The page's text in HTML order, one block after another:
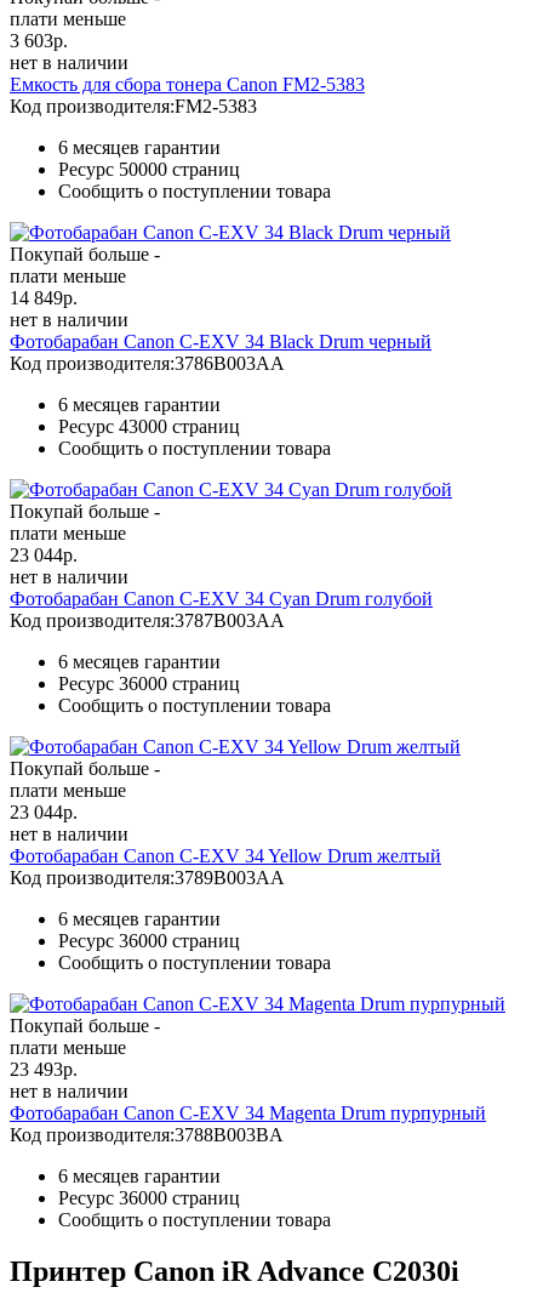
плати меньше
3 603р.
нет в наличии
Емкость для сбора тонера Canon FM2-5383
Код производителя:FM2-5383
6 месяцев гарантии
Ресурс 50000 страниц
Сообщить о поступлении товара
Покупай больше -
плати меньше
14 849р.
нет в наличии
Фотобарабан Canon C-EXV 34 Black Drum черный
Код производителя:3786B003AA
6 месяцев гарантии
Ресурс 43000 страниц
Сообщить о поступлении товара
Покупай больше -
плати меньше
23 044р.
нет в наличии
Фотобарабан Canon C-EXV 34 Cyan Drum голубой
Код производителя:3787B003AA
6 месяцев гарантии
Ресурс 36000 страниц
Сообщить о поступлении товара
Покупай больше -
плати меньше
23 044р.
нет в наличии
Фотобарабан Canon C-EXV 34 Yellow Drum желтый
Код производителя:3789B003AA
6 месяцев гарантии
Ресурс 36000 страниц
Сообщить о поступлении товара
Покупай больше -
плати меньше
23 493р.
нет в наличии
Фотобарабан Canon C-EXV 34 Magenta Drum пурпурный
Код производителя:3788B003BA
6 месяцев гарантии
Ресурс 36000 страниц
Сообщить о поступлении товара
Принтер Canon iR Advance C2030i